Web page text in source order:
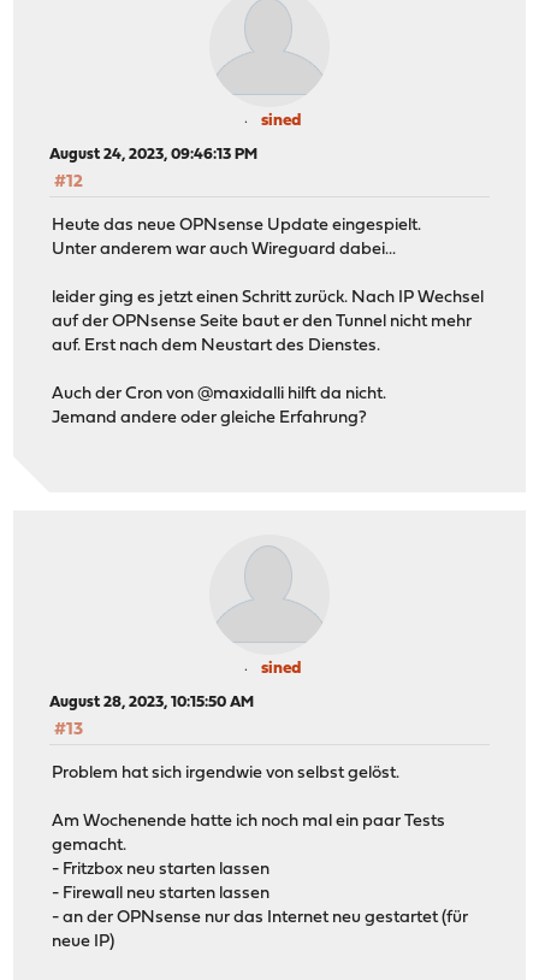
sined
August 24, 2023, 09:46:13 PM
#12
Heute das neue OPNsense Update eingespielt.
Unter anderem war auch Wireguard dabei...
leider ging es jetzt einen Schritt zurück. Nach IP Wechsel
auf der OPNsense Seite baut er den Tunnel nicht mehr
auf. Erst nach dem Neustart des Dienstes.
Auch der Cron von @maxidalli hilft da nicht.
Jemand andere oder gleiche Erfahrung?
sined
August 28, 2023, 10:15:50 AM
#13
Problem hat sich irgendwie von selbst gelöst.
Am Wochenende hatte ich noch mal ein paar Tests
gemacht.
- Fritzbox neu starten lassen
- Firewall neu starten lassen
- an der OPNsense nur das Internet neu gestartet (für
neue IP)